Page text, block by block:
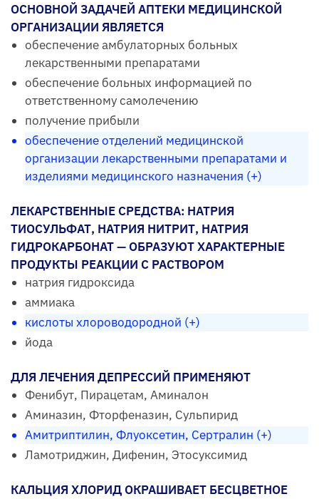
ОСНОВНОЙ ЗАДАЧЕЙ АПТЕКИ МЕДИЦИНСКОЙ
ОРГАНИЗАЦИИ ЯВЛЯЕТСЯ
обеспечение амбулаторных больных
лекарственными препаратами
обеспечение больных информацией по
ответственному самолечению
получение прибыли
обеспечение отделений медицинской
организации лекарственными препаратами и
изделиями медицинского назначения (+)
ЛЕКАРСТВЕННЫЕ СРЕДСТВА: НАТРИЯ
ТИОСУЛЬФАТ, НАТРИЯ НИТРИТ, НАТРИЯ
ГИДРОКАРБОНАТ — ОБРАЗУЮТ ХАРАКТЕРНЫЕ
ПРОДУКТЫ РЕАКЦИИ С РАСТВОРОМ
натрия гидроксида
аммиака
кислоты хлороводородной (+)
йода
ДЛЯ ЛЕЧЕНИЯ ДЕПРЕССИЙ ПРИМЕНЯЮТ
Фенибут, Пирацетам, Аминалон
Аминазин, Фторфеназин, Сульпирид
Амитриптилин, Флуоксетин, Сертралин (+)
Ламотриджин, Дифенин, Этосуксимид
КАЛЬЦИЯ ХЛОРИД ОКРАШИВАЕТ БЕСЦВЕТНОЕ